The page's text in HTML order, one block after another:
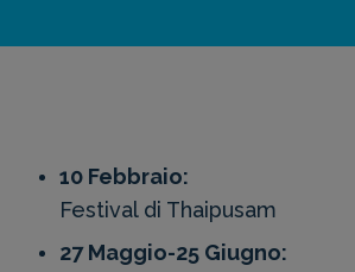
10 Febbraio:
Festival di Thaipusam
27 Maggio-25 Giugno: